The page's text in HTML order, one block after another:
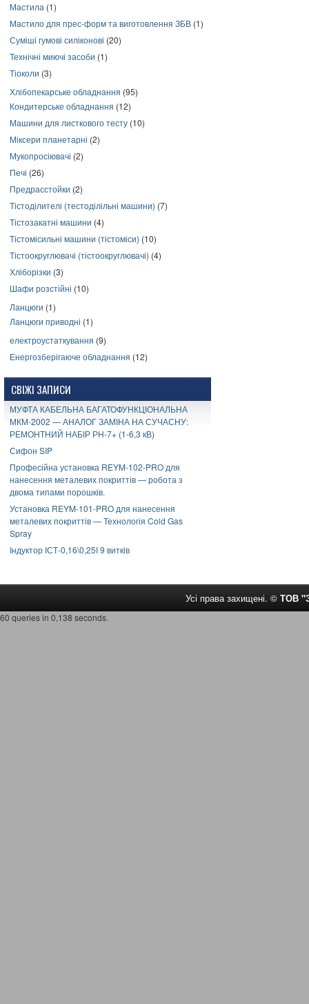
Мастила (1)
Мастило для прес-форм та виготовлення ЗБВ (1)
Суміші гумові силіконові (20)
Технічні миючі засоби (1)
Тіоколи (3)
Хлібопекарське обладнання (95)
Кондитерське обладнання (12)
Машини для листкового тесту (10)
Міксери планетарні (2)
Мукопросіювачі (2)
Печі (26)
Предрасстойки (2)
Тістоділителі (тестоділільні машини) (7)
Тістозакатні машини (4)
Тістомісильні машини (тістоміси) (10)
Тістоокруглювачі (тістоокруглювачі) (4)
Хліборізки (3)
Шафи розстійні (10)
Ланцюги (1)
Ланцюги приводні (1)
електроустаткування (9)
Енергозберігаюче обладнання (12)
СВІЖІ ЗАПИСИ
МУФТА КАБЕЛЬНА БАГАТОФУНКЦІОНАЛЬНА
МКМ-2002 — АНАЛОГ ЗАМІНА НА СУЧАСНУ:
РЕМОНТНИЙ НАБІР РН-7+ (1-6,3 кВ)
Сифон SIP
Професійна установка REYM-102-PRO для
нанесення металевих покриттів — робота з
двома типами порошків.
Установка REYM-101-PRO для нанесення
металевих покриттів — Технологія Cold Gas
Spray
Індуктор ІСТ-0,16\0,25І 9 витків
Усі права захищені. © ТОВ
60 queries in 0,138 seconds.